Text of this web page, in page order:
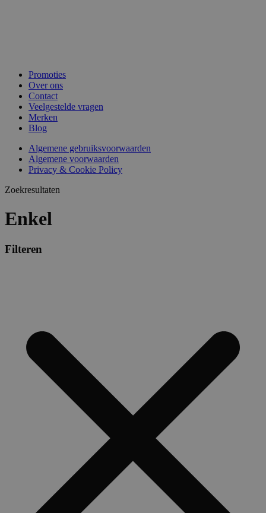
Promoties
Over ons
Contact
Veelgestelde vragen
Merken
Blog
Algemene gebruiksvoorwaarden
Algemene voorwaarden
Privacy & Cookie Policy
Zoekresultaten
Enkel
Filteren